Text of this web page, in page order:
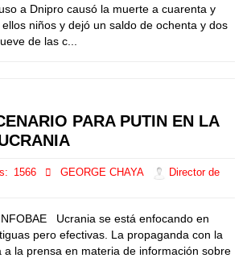
a Dnipro causó la muerte a cuarenta y
niños y dejó un saldo de ochenta y dos
de las c...
PARA PUTIN EN LA
1566 GEORGE CHAYA
Director de
Ucrania se está enfocando en
pero efectivas. La propaganda con la
a la prensa en materia de información sobre